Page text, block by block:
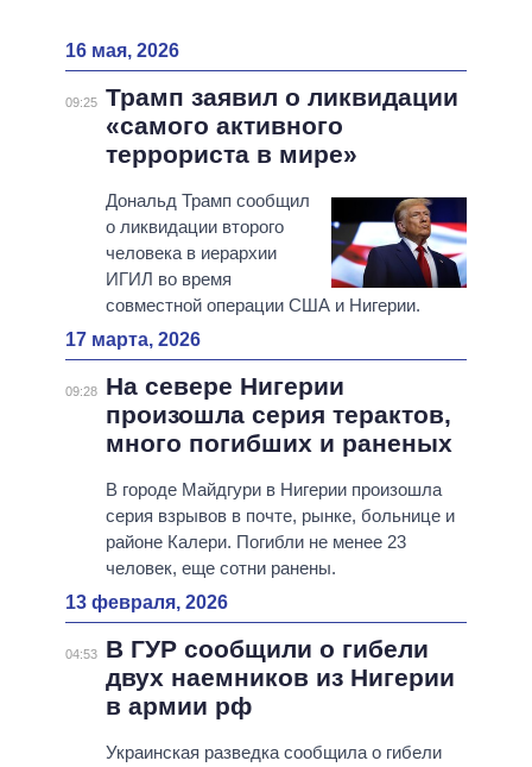
16 мая, 2026
09:25 Трамп заявил о ликвидации
«самого активного
террориста в мире»
Дональд Трамп сообщил
о ликвидации второго
человека в иерархии
ИГИЛ во время
совместной операции США и Нигерии.
17 марта, 2026
09:28
На севере Нигерии
произошла серия терактов,
много погибших и раненых
В городе Майдгури в Нигерии произошла
серия взрывов в почте, рынке, больнице и
районе Калери. Погибли не менее 23
человек, еще сотни ранены.
13 февраля, 2026
04:53
В ГУР сообщили о гибели
двух наемников из Нигерии
в армии рф
Украинская разведка сообщила о гибели